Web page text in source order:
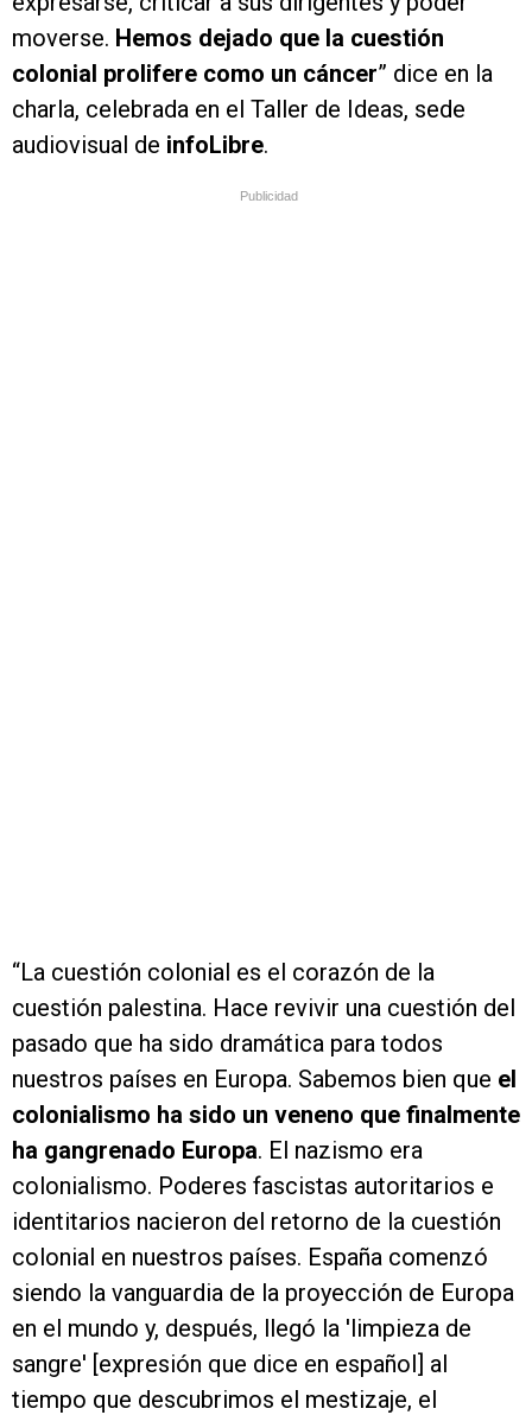
moverse. Hemos dejado que la cuestión
colonial prolifere como un cáncer” dice en la
charla, celebrada en el Taller de Ideas, sede
audiovisual de infoLibre.
Publicidad
“La cuestión colonial es el corazón de la
cuestión palestina. Hace revivir una cuestión del
pasado que ha sido dramática para todos
nuestros países en Europa. Sabemos bien que el
colonialismo ha sido un veneno que finalmente
ha gangrenado Europa. El nazismo era
colonialismo. Poderes fascistas autoritarios e
identitarios nacieron del retorno de la cuestión
colonial en nuestros países. España comenzó
siendo la vanguardia de la proyección de Europa
en el mundo y, después, llegó la 'limpieza de
sangre' [expresión que dice en español] al
tiempo que descubrimos el mestizaje, el